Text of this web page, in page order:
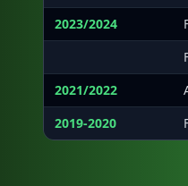
2023/2024
2021/2022
2019-2020